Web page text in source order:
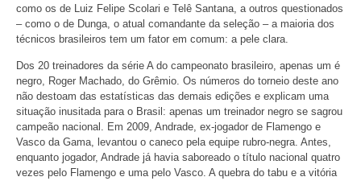
como os de Luiz Felipe Scolari e Telê Santana, a outros questionados
– como o de Dunga, o atual comandante da seleção – a maioria dos
técnicos brasileiros tem um fator em comum: a pele clara.
Dos 20 treinadores da série A do campeonato brasileiro, apenas um é
negro, Roger Machado, do Grêmio. Os números do torneio deste ano
não destoam das estatísticas das demais edições e explicam uma
situação inusitada para o Brasil: apenas um treinador negro se sagrou
campeão nacional. Em 2009, Andrade, ex-jogador de Flamengo e
Vasco da Gama, levantou o caneco pela equipe rubro-negra. Antes,
enquanto jogador, Andrade já havia saboreado o título nacional quatro
vezes pelo Flamengo e uma pelo Vasco. A quebra do tabu e a vitória